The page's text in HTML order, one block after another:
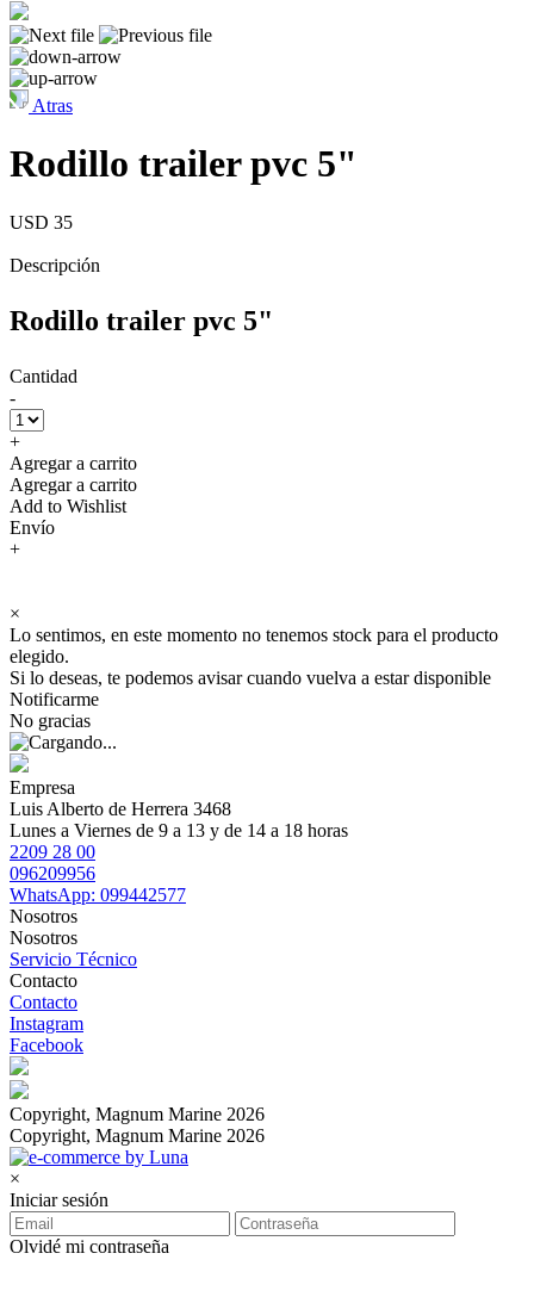
Atras
Rodillo trailer pvc 5"
USD 35
Descripción
Rodillo trailer pvc 5"
Cantidad
-
+
Agregar a carrito
Agregar a carrito
Add to Wishlist
Envío
+
×
Lo sentimos, en este momento no tenemos stock para el producto
elegido.
Si lo deseas, te podemos avisar cuando vuelva a estar disponible
Notificarme
No gracias
Empresa
Luis Alberto de Herrera 3468
Lunes a Viernes de 9 a 13 y de 14 a 18 horas
2209 28 00
096209956
WhatsApp: 099442577
Nosotros
Nosotros
Servicio Técnico
Contacto
Contacto
Instagram
Facebook
Copyright, Magnum Marine 2026
Copyright, Magnum Marine 2026
×
Iniciar sesión
Olvidé mi contraseña